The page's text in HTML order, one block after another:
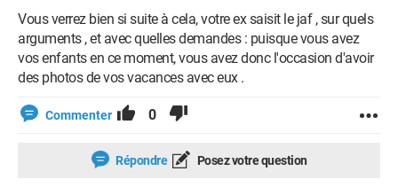
Vous verrez bien si suite à cela, votre ex saisit le jaf , sur quels
arguments , et avec quelles demandes : puisque vous avez
vos enfants en ce moment, vous avez donc l'occasion d'avoir
des photos de vos vacances avec eux .
Commenter 0
Répondre Posez votre question